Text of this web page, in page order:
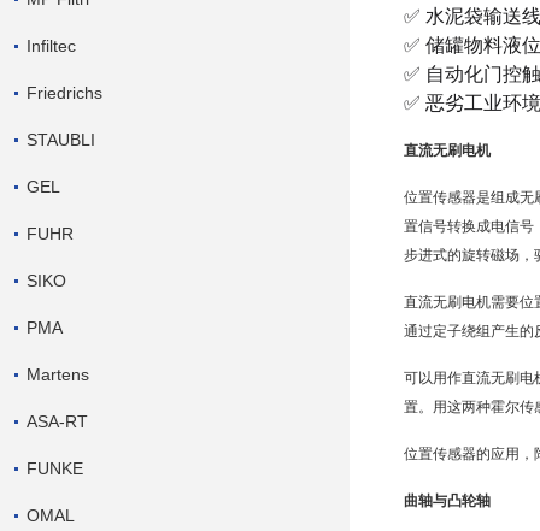
Infiltec
Friedrichs
STAUBLI
GEL
FUHR
SIKO
PMA
Martens
ASA-RT
FUNKE
OMAL
✅ 水泥袋输送
✅ 储罐物料液
✅ 自动化门控
✅ 恶劣工业环
直流无刷电机
位置传感器是组成无
置信号转换成电信号
步进式的旋转磁场，
直流无刷电机需要位
通过定子绕组产生的
可以用作直流无刷电
置。用这两种霍尔传
位置传感器的应用，
曲轴与凸轮轴